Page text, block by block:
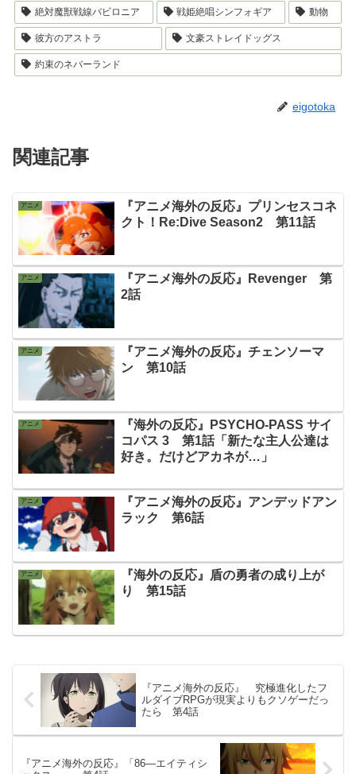
絶対魔獣戦線バビロニア 戦姫絶唱シンフォギア 動物
彼方のアストラ 文豪ストレイドッグス
約束のネバーランド
eigotoka
関連記事
アニメ
『アニメ海外の反応』プリンセスコネ
クト！Re:Dive Season2 第11話
アニメ
『アニメ海外の反応』Revenger 第
2話
アニメ
『アニメ海外の反応』チェンソーマ
ン 第10話
アニメ
『海外の反応』PSYCHO-PASS サイ
コパス 3 第1話「新たな主人公達は
好き。だけどアカネが…」
アニメ
『アニメ海外の反応』アンデッドアン
ラック 第6話
アニメ
『海外の反応』盾の勇者の成り上が
り 第15話
『アニメ海外の反応』 究極進化したフ
ルダイブRPGが現実よりもクソゲーだっ
たら 第4話
『アニメ海外の反応』「86―エイティシ